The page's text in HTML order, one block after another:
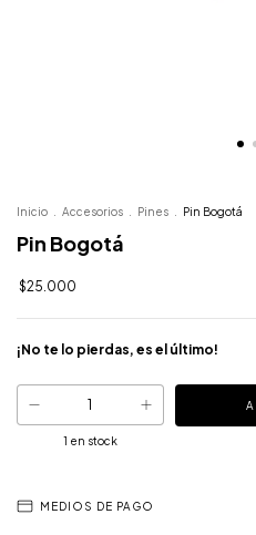
Inicio Accesorios Pines Pin Bogotá
Pin Bogotá
$25.000
¡No te lo pierdas, es el último!
1 en stock
MEDIOS DE PAGO